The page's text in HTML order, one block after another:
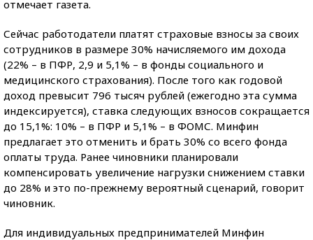
отмечает газета.
Сейчас работодатели платят страховые взносы за своих
сотрудников в размере 30% начисляемого им дохода
(22% – в ПФР, 2,9 и 5,1% – в фонды социального и
медицинского страхования). После того как годовой
доход превысит 796 тысяч рублей (ежегодно эта сумма
индексируется), ставка следующих взносов сокращается
до 15,1%: 10% – в ПФР и 5,1% – в ФОМС. Минфин
предлагает это отменить и брать 30% со всего фонда
оплаты труда. Ранее чиновники планировали
компенсировать увеличение нагрузки снижением ставки
до 28% и это по-прежнему вероятный сценарий, говорит
чиновник.
Для индивидуальных предпринимателей Минфин